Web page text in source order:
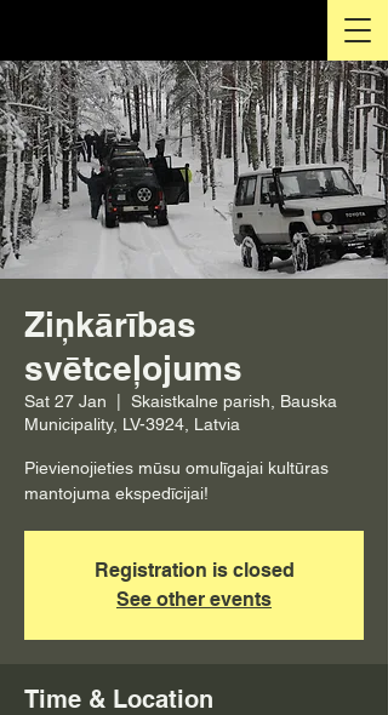
Ziņkārības
svētceļojums
Sat 27 Jan
Skaistkalne parish, Bauska
Municipality, LV-3924, Latvia
Pievienojieties mūsu omulīgajai kultūras
mantojuma ekspedīcijai!
Registration is closed
See other events
Time & Location